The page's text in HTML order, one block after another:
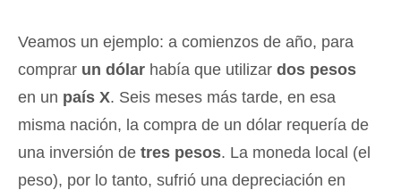
Veamos un ejemplo: a comienzos de año, para
comprar un dólar había que utilizar dos pesos
en un país X. Seis meses más tarde, en esa
misma nación, la compra de un dólar requería de
una inversión de tres pesos. La moneda local (el
peso), por lo tanto, sufrió una depreciación en